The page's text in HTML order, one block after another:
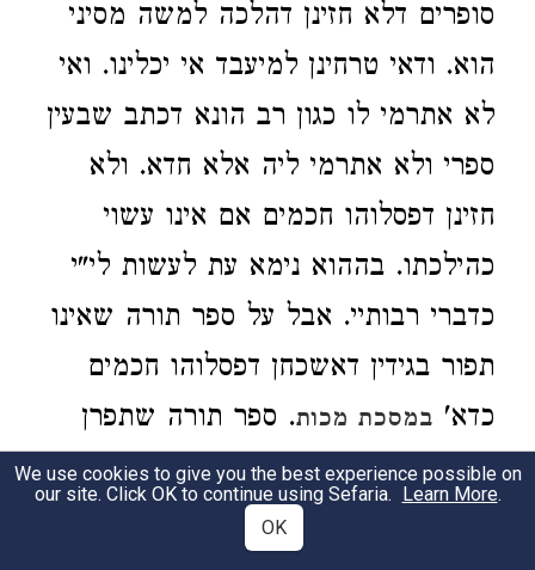
סופרים דלא חזינן דהלכה למשה מסיני
הוא. ודאי טרחינן למיעבד אי יכלינו. ואי
לא אתרמי לו כגון רב הונא דכתב שבעין
ספרי ולא אתרמי ליה אלא חדא. ולא
חזינן דפסלוהו חכמים אם אינו עשוי
כהילכתו. בההוא נימא עת לעשות לי"י
כדברי רבותיי. אבל על ספר תורה שאינו
תפור בגידין דאשכחן דפסלוהו חכמים
כדא' במסכת מכות. ספר תורה שתפרן
בפשתן ר' יהודה ור' מאיר חד אמר כשר.
וחד אמר פסול. מאן דאמר פסול דכתב
We use cookies to give you the best experience possible on
our site. Click OK to continue using Sefaria. Learn More.
OK